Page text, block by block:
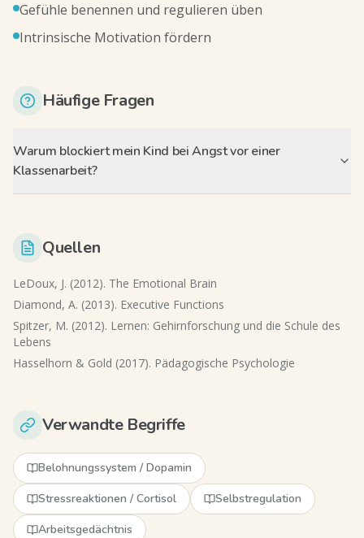
Gefühle benennen und regulieren üben
Intrinsische Motivation fördern
Häufige Fragen
Warum blockiert mein Kind bei Angst vor einer
Klassenarbeit?
Quellen
LeDoux, J. (2012). The Emotional Brain
Diamond, A. (2013). Executive Functions
Spitzer, M. (2012). Lernen: Gehirnforschung und die Schule des
Lebens
Hasselhorn & Gold (2017). Pädagogische Psychologie
Verwandte Begriffe
Belohnungssystem / Dopamin
Stressreaktionen / Cortisol
Selbstregulation
Arbeitsgedächtnis